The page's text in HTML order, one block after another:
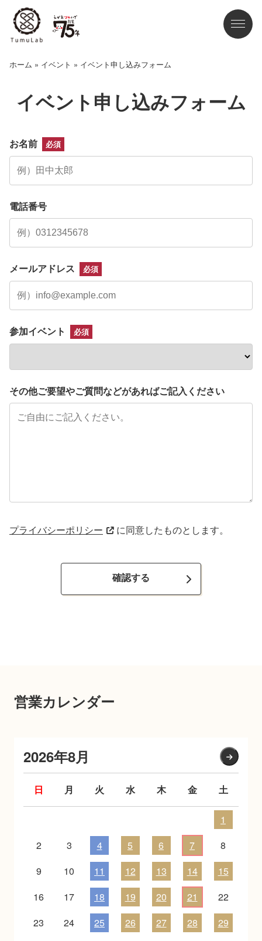
ホーム » イベント » イベント申し込みフォーム
イベント申し込みフォーム
お名前 必須
電話番号
メールアドレス 必須
参加イベント 必須
その他ご要望やご質問などがあればご記入ください
プライバシーポリシー に同意したものとします。
確認する
営業カレンダー
2026年8月
日 月 火 水 木 金 土
1
2
3 4 5 6 7
8
9
10 11 12 13 14
15
16
17 18 19 20 21
22
23
24 25 26 27 28
29